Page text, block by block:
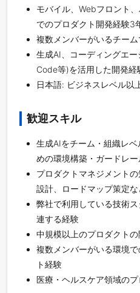
モバイル、Webフロント
でのプロダクト開発経験3
複数メンバーがいるチー
生成AI、コーディングエ
Code等)を活用した開発経
日本語: ビジネスレベル以
歓迎スキル
生成AIをチーム・組織レ
めの環境構築・ガードレ
プロダクトマネジメント
設計、ロードマップ策定な
弊社で利用している技術
連する経験
中規模以上のプロダクト
複数メンバーがいる環境
ト経験
医療・ヘルスケア領域の